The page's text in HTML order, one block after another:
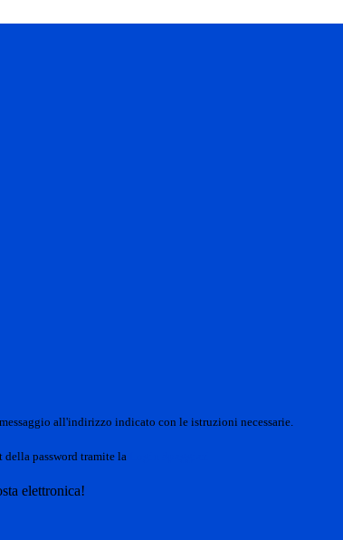
all'indirizzo indicato con le istruzioni necessarie.
della password tramite la
elettronica!